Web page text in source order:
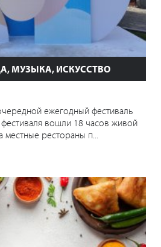
МУЗЫКА, ИСКУССТВО
ежегодный фестиваль
вошли 18 часов живой
рестораны п...